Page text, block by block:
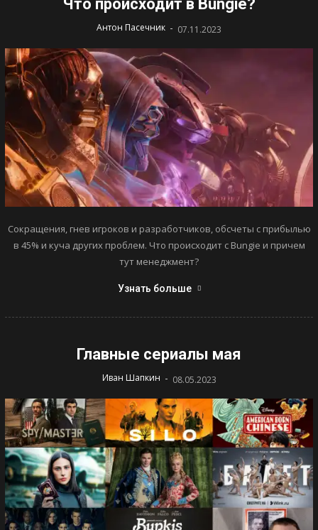
Что происходит в Bungie?
Антон Пасечник - 07.11.2023
Сокращения, гнев игроков и разработчиков, обсчеты с прибылью
в 45% и куча других проблем. Что происходит с Bungie и причем
тут менеджмент?
Узнать больше
Главные сериалы мая
Иван Шапкин - 08.05.2023